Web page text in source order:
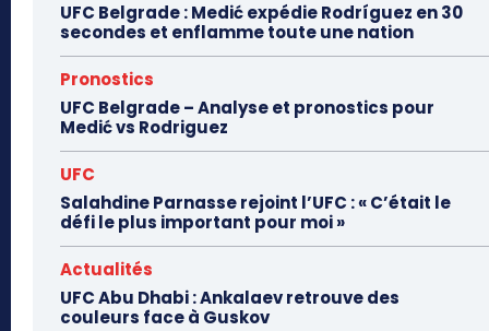
UFC Belgrade : Medić expédie Rodríguez en 30
secondes et enflamme toute une nation
Pronostics
UFC Belgrade – Analyse et pronostics pour
Medić vs Rodriguez
UFC
Salahdine Parnasse rejoint l’UFC : « C’était le
défi le plus important pour moi »
Actualités
UFC Abu Dhabi : Ankalaev retrouve des
couleurs face à Guskov